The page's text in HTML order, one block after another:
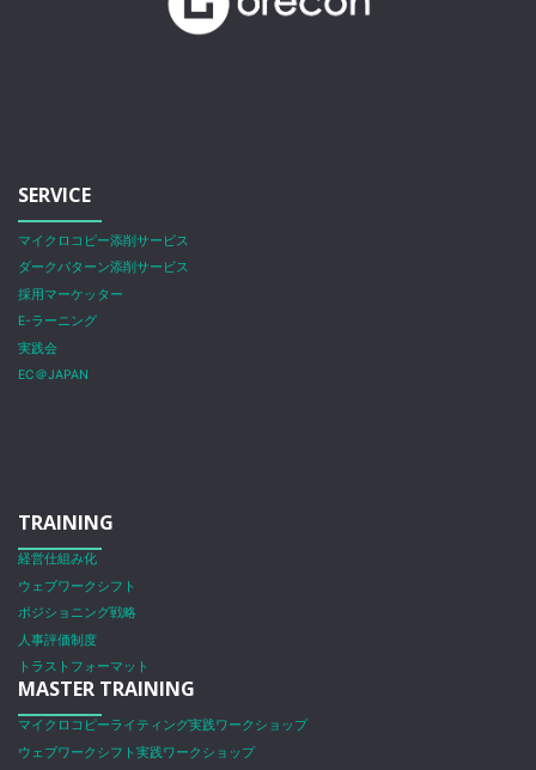
SERVICE
マイクロコピー添削サービス
ダークパターン添削サービス
採用マーケッター
E-ラーニング
実践会
EC＠JAPAN
TRAINING
経営仕組み化
ウェブワークシフト
ポジショニング戦略
人事評価制度
トラストフォーマット
MASTER TRAINING
マイクロコピーライティング実践ワークショップ
ウェブワークシフト実践ワークショップ